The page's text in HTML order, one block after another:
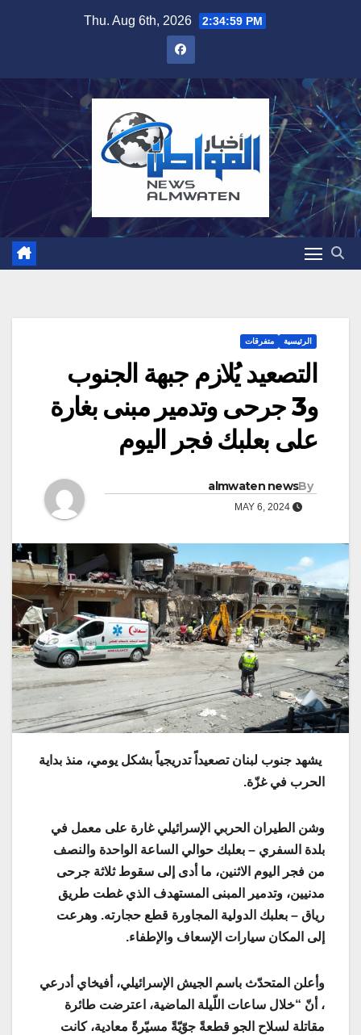
Thu. Aug 6th, 2026 2:35:01 PM
الرئيسية متفرقات
التصعيد يُلازم جبهة الجنوب
و3 جرحى وتدمير مبنى بغارة
على بعلبك فجر اليوم
By
almwaten news
يشهد جنوب لبنان تصعيداً تدريجياً بشكل يومي، منذ بداية
الحرب في غزّة.
وشن الطيران الحربي الإسرائيلي غارة على معمل في
بلدة السفري – بعلبك حوالي الساعة الواحدة والنصف
من فجر اليوم الاثنين، ما أدى إلى سقوط ثلاثة جرحى
مدنيين، وتدمير المبنى المستهدف الذي غطت طريق
رياق – بعلبك الدولية المجاورة قطع حجارته. وهرعت
إلى المكان سيارات الإسعاف والإطفاء.
وأعلن المتحدّث باسم ​الجيش الإسرائيلي​، ​أفيخاي أدرعي​
، أنّ “خلال ساعات اللّيلة الماضية، اعترضت طائرة
مقاتلة لسلاح الجو قطعةً جوّيّةً مسيّرةً معادية، كانت